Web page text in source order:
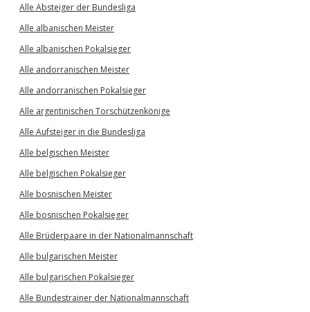
Alle Absteiger der Bundesliga
Alle albanischen Meister
Alle albanischen Pokalsieger
Alle andorranischen Meister
Alle andorranischen Pokalsieger
Alle argentinischen Torschützenkönige
Alle Aufsteiger in die Bundesliga
Alle belgischen Meister
Alle belgischen Pokalsieger
Alle bosnischen Meister
Alle bosnischen Pokalsieger
Alle Brüderpaare in der Nationalmannschaft
Alle bulgarischen Meister
Alle bulgarischen Pokalsieger
Alle Bundestrainer der Nationalmannschaft